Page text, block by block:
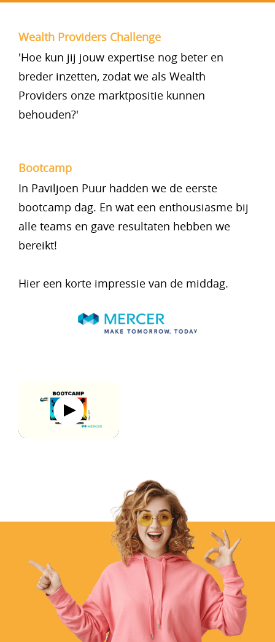
Wealth Providers Challenge
'Hoe kun jij jouw expertise nog beter en
breder inzetten, zodat we als Wealth
Providers onze marktpositie kunnen
behouden?'
Bootcamp
In Paviljoen Puur hadden we de eerste
bootcamp dag. En wat een enthousiasme bij
alle teams en gave resultaten hebben we
bereikt!
Hier een korte impressie van de middag.